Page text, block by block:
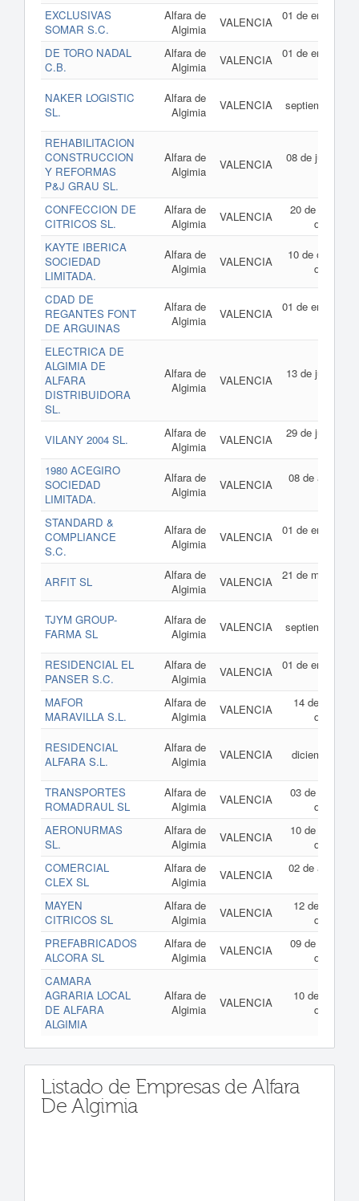
EXCLUSIVAS
SOMAR S.C.
Alfara de
Algimia
VALENCIA
01 de enero de
DE TORO NADAL
C.B.
Alfara de
Algimia
VALENCIA
01 de enero de
NAKER LOGISTIC
SL.
Alfara de
Algimia
VALENCIA
septiembre de
REHABILITACION
CONSTRUCCION
Y REFORMAS
P&J GRAU SL.
Alfara de
Algimia
VALENCIA
08 de junio de
CONFECCION DE
CITRICOS SL.
Alfara de
Algimia
VALENCIA
20 de febrero
de 2018
KAYTE IBERICA
SOCIEDAD
LIMITADA.
Alfara de
Algimia
VALENCIA
10 de octubre
de 2017
CDAD DE
REGANTES FONT
DE ARGUINAS
Alfara de
Algimia
VALENCIA
01 de enero de
ELECTRICA DE
ALGIMIA DE
ALFARA
DISTRIBUIDORA
SL.
Alfara de
Algimia
VALENCIA
13 de junio de
VILANY 2004 SL.
Alfara de
Algimia
VALENCIA
29 de junio de
1980 ACEGIRO
SOCIEDAD
LIMITADA.
Alfara de
Algimia
VALENCIA
08 de abril de
STANDARD &
COMPLIANCE
S.C.
Alfara de
Algimia
VALENCIA
01 de enero de
ARFIT SL
Alfara de
Algimia
VALENCIA
21 de mayo de
TJYM GROUP-
FARMA SL
Alfara de
Algimia
VALENCIA
septiembre de
RESIDENCIAL EL
PANSER S.C.
Alfara de
Algimia
VALENCIA
01 de enero de
MAFOR
MARAVILLA S.L.
Alfara de
Algimia
VALENCIA
14 de marzo
de 2006
RESIDENCIAL
ALFARA S.L.
Alfara de
Algimia
VALENCIA
diciembre de
TRANSPORTES
ROMADRAUL SL
Alfara de
Algimia
VALENCIA
03 de febrero
de 2005
AERONURMAS
SL.
Alfara de
Algimia
VALENCIA
10 de febrero
de 2004
COMERCIAL
CLEX SL
Alfara de
Algimia
VALENCIA
02 de abril de
MAYEN
CITRICOS SL
Alfara de
Algimia
VALENCIA
12 de marzo
de 1998
PREFABRICADOS
ALCORA SL
Alfara de
Algimia
VALENCIA
09 de febrero
de 1998
CAMARA
AGRARIA LOCAL
DE ALFARA
ALGIMIA
Alfara de
Algimia
VALENCIA
10 de marzo
de 1979
Listado de Empresas de Alfara
De Algimia